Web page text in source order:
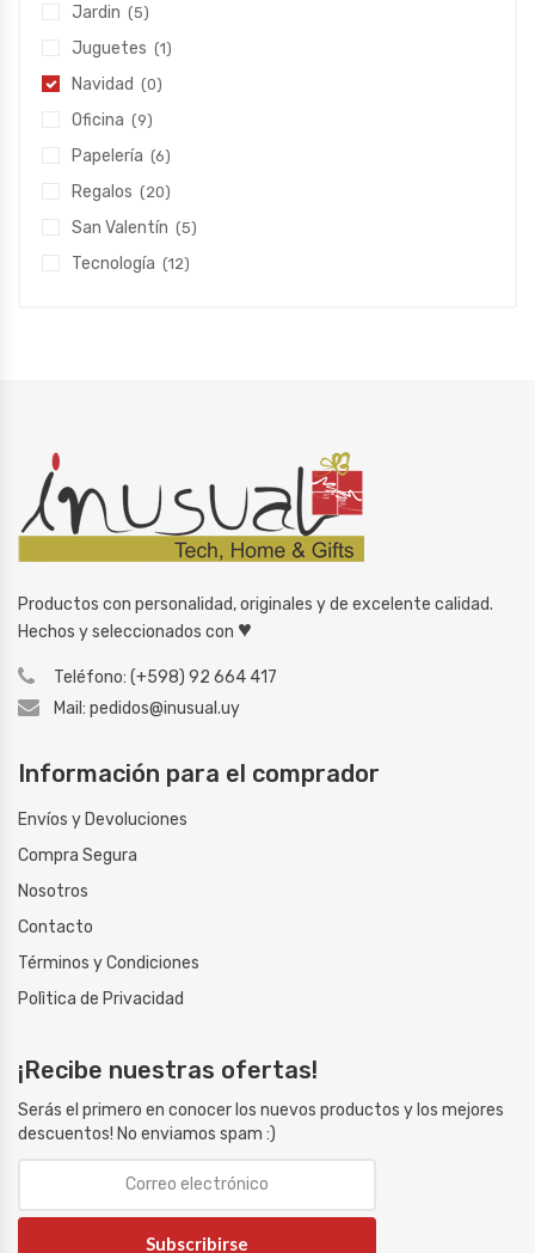
Jardin (5)
Juguetes (1)
Navidad (0)
Oficina (9)
Papelería (6)
Regalos (20)
San Valentín (5)
Tecnología (12)
Productos con personalidad, originales y de excelente calidad.
Hechos y seleccionados con ♥
Teléfono: (+598) 92 664 417
Mail: pedidos@inusual.uy
Información para el comprador
Envíos y Devoluciones
Compra Segura
Nosotros
Contacto
Términos y Condiciones
Polìtica de Privacidad
¡Recibe nuestras ofertas!
Serás el primero en conocer los nuevos productos y los mejores
descuentos! No enviamos spam :)
Subscribirse